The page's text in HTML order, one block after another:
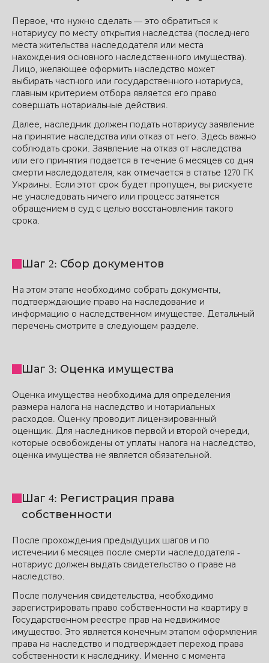
Первое, что нужно сделать — это обратиться к
нотариусу по месту открытия наследства (последнего
места жительства наследодателя или места
нахождения основного наследственного имущества).
Лицо, желающее оформить наследство может
выбирать частного или государственного нотариуса,
главным критерием отбора является его право
совершать нотариальные действия.
Далее, наследник должен подать нотариусу заявление
на принятие наследства или отказ от него. Здесь важно
соблюдать сроки. Заявление на отказ от наследства
или его принятия подается в течение 6 месяцев со дня
смерти наследодателя, как отмечается в статье 1270 ГК
Украины. Если этот срок будет пропущен, вы рискуете
не унаследовать ничего или процесс затянется
обращением в суд с целью восстановления такого
срока.
Шаг 2: Сбор документов
На этом этапе необходимо собрать документы,
подтверждающие право на наследование и
информацию о наследственном имуществе. Детальный
перечень смотрите в следующем разделе.
Шаг 3: Оценка имущества
Оценка имущества необходима для определения
размера налога на наследство и нотариальных
расходов. Оценку проводит лицензированный
оценщик. Для наследников первой и второй очереди,
которые освобождены от уплаты налога на наследство,
оценка имущества не является обязательной.
Шаг 4: Регистрация права
собственности
После прохождения предыдущих шагов и по
истечении 6 месяцев после смерти наследодателя -
нотариус должен выдать свидетельство о праве на
наследство.
После получения свидетельства, необходимо
зарегистрировать право собственности на квартиру в
Государственном реестре прав на недвижимое
имущество. Это является конечным этапом оформления
права на наследство и подтверждает переход права
собственности к наследнику. Именно с момента